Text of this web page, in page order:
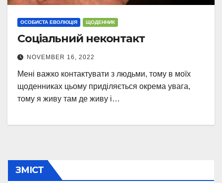
ОСОБИСТА ЕВОЛЮЦІЯ ЩОДЕННИК
Соціальний неконтакт
NOVEMBER 16, 2022
Мені важко контактувати з людьми, тому в моїх
щоденниках цьому приділяється окрема увага,
тому я живу там де живу і…
ЗМІСТ